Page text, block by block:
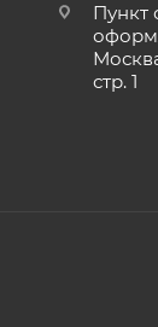
Пункт
стр. 1